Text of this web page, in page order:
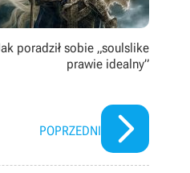
poradził sobie „soulslike
prawie idealny”
POPRZEDNI